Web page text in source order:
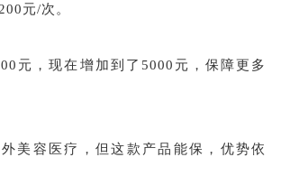
元/次。
元，现在增加到了5000元，保障更多
美容医疗，但这款产品能保，优势依